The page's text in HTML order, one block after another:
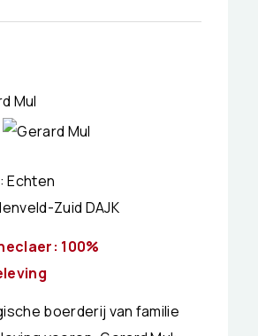
Mul
Echten
Zuid DAJK
100%
boerderij van familie